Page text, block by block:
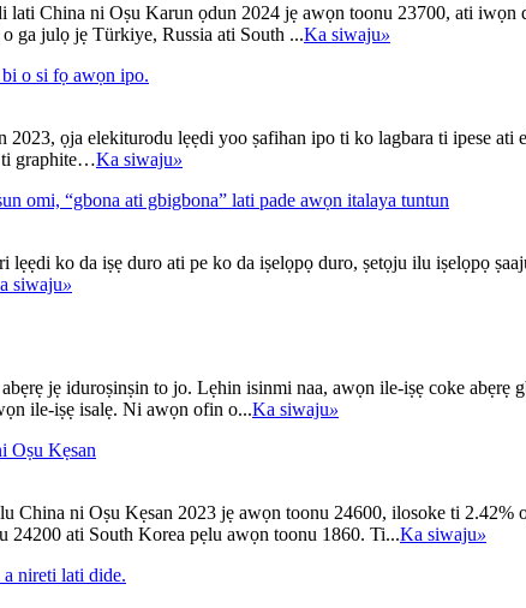
lati China ni Oṣu Karun ọdun 2024 jẹ awọn toonu 23700, ati
ga julọ jẹ Türkiye, Russia ati South ...Ka siwaju»
o si fọ awọn ipo.
ọja elekiturodu lẹẹdi yoo ṣafihan ipo ti ko lagbara ti ipese
ti graphite…Ka siwaju»
omi, “gbona ati gbigbona” lati pade awọn italaya tuntun
ko da iṣẹ duro ati pe ko da iṣelọpọ duro, ṣetọju ilu iṣelọpọ
siwaju»
jẹ iduroṣinṣin to jo. Lẹhin isinmi naa, awọn ile-iṣẹ coke abẹrẹ
ile-iṣẹ isalẹ. Ni awọn ofin o...Ka siwaju»
Oṣu Kẹsan
China ni Oṣu Kẹsan 2023 jẹ awọn toonu 24600, ilosoke ti
ati South Korea pẹlu awọn toonu 1860. Ti...Ka siwaju»
nireti lati dide.